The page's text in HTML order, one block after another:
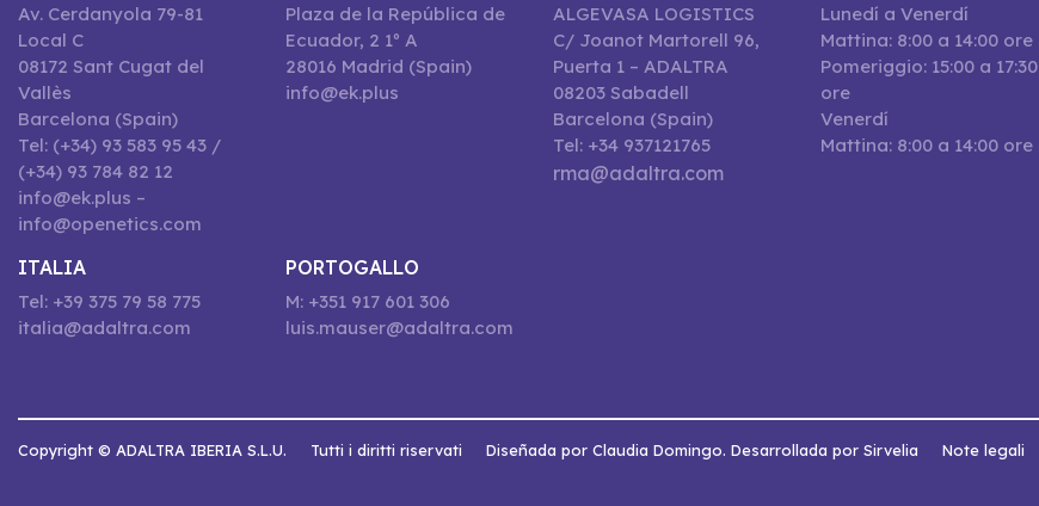
Av. Cerdanyola 79-81
Local C
08172 Sant Cugat del
Vallès
Barcelona (Spain)
Tel: (+34) 93 583 95 43 /
(+34) 93 784 82 12
info@ek.plus –
info@openetics.com
Plaza de la República de
Ecuador, 2 1º A
28016 Madrid (Spain)
info@ek.plus
ALGEVASA LOGISTICS
C/ Joanot Martorell 96,
Puerta 1 – ADALTRA
08203 Sabadell
Barcelona (Spain)
Tel: +34 937121765
rma@adaltra.com
Lunedí a Venerdí
Mattina: 8:00 a 14:00 ore
Pomeriggio: 15:00 a 17:30
ore
Venerdí
Mattina: 8:00 a 14:00 ore
ITALIA
Tel: +39 375 79 58 775
italia@adaltra.com
PORTOGALLO
M: +351 917 601 306
luis.mauser@adaltra.com
Copyright © ADALTRA IBERIA S.L.U. Tutti i diritti riservati Diseñada por Claudia Domingo. Desarrollada por Sirvelia Note legali